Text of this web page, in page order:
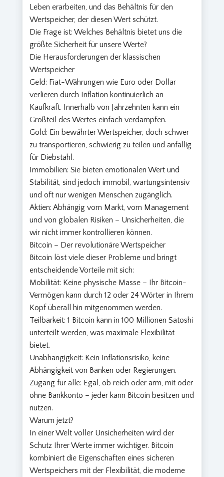
Leben erarbeiten, und das Behältnis für den
Wertspeicher, der diesen Wert schützt.
Die Frage ist: Welches Behältnis bietet uns die
größte Sicherheit für unsere Werte?
Die Herausforderungen der klassischen
Wertspeicher
Geld: Fiat-Währungen wie Euro oder Dollar
verlieren durch Inflation kontinuierlich an
Kaufkraft. Innerhalb von Jahrzehnten kann ein
Großteil des Wertes einfach verdampfen.
Gold: Ein bewährter Wertspeicher, doch schwer
zu transportieren, schwierig zu teilen und anfällig
für Diebstahl.
Immobilien: Sie bieten emotionalen Wert und
Stabilität, sind jedoch immobil, wartungsintensiv
und oft nur wenigen Menschen zugänglich.
Aktien: Abhängig vom Markt, vom Management
und von globalen Risiken – Unsicherheiten, die
wir nicht immer kontrollieren können.
Bitcoin – Der revolutionäre Wertspeicher
Bitcoin löst viele dieser Probleme und bringt
entscheidende Vorteile mit sich:
Mobilität: Keine physische Masse – Ihr Bitcoin-
Vermögen kann durch 12 oder 24 Wörter in Ihrem
Kopf überall hin mitgenommen werden.
Teilbarkeit: 1 Bitcoin kann in 100 Millionen Satoshi
unterteilt werden, was maximale Flexibilität
bietet.
Unabhängigkeit: Kein Inflationsrisiko, keine
Abhängigkeit von Banken oder Regierungen.
Zugang für alle: Egal, ob reich oder arm, mit oder
ohne Bankkonto – jeder kann Bitcoin besitzen und
nutzen.
Warum jetzt?
In einer Welt voller Unsicherheiten wird der
Schutz Ihrer Werte immer wichtiger. Bitcoin
kombiniert die Eigenschaften eines sicheren
Wertspeichers mit der Flexibilität, die moderne